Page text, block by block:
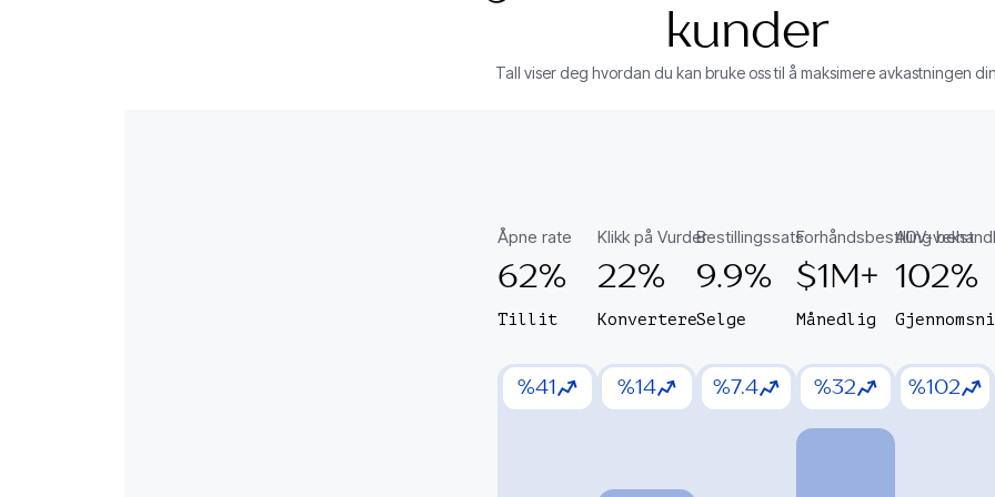
kunder
Tall viser deg hvordan du kan bruke oss til å maksimere avkastningen din
Åpne rate
62%
Tillit
%41
Klikk på Vurder
22%
Konvertere
%14
Bestillingssats
9.9%
Selge
%7.4
Forhåndsbestilling
$1M+
Månedlig
%32
AOV-vekst
102%
%102